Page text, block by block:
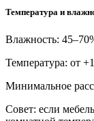
Температура и
Влажность:
Температура: от
Минимальное
Совет: если